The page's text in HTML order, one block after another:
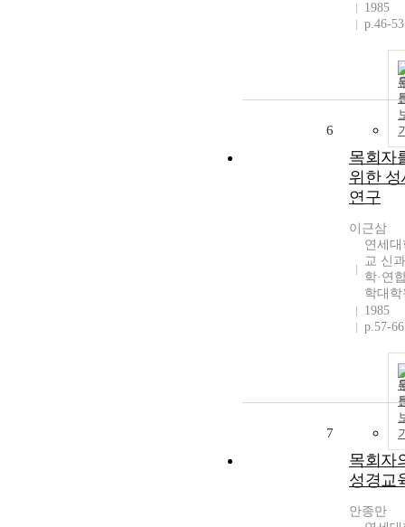
1985
p.46-53
6
목회자
위한 성
연구
이근삼
연세대
교 신
학·연
학대학
1985
p.57-66
7
목회자
성경교
안종만